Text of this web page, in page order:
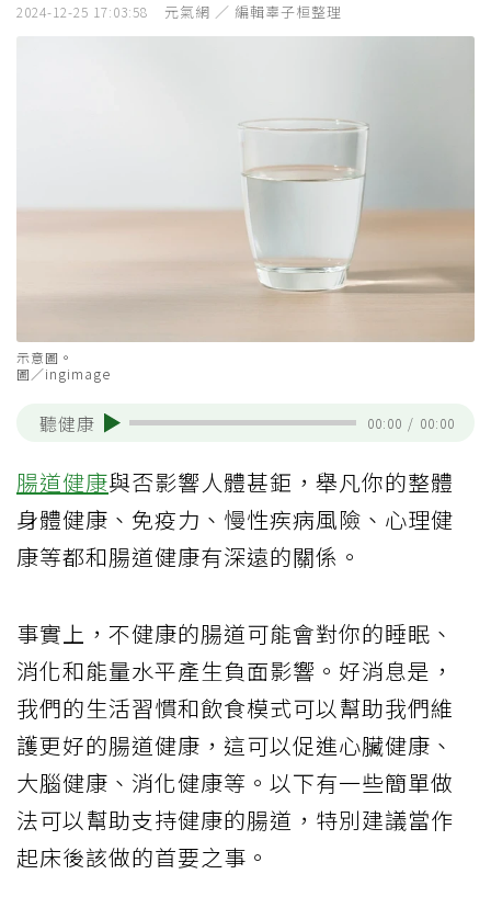
2024-12-25 17:03:58 元氣網 ／ 編輯辜子桓整理
示意圖。
圖／ingimage
聽健康 00:00 / 00:00
腸道健康與否影響人體甚鉅，舉凡你的整體
身體健康、免疫力、慢性疾病風險、心理健
康等都和腸道健康有深遠的關係。
事實上，不健康的腸道可能會對你的睡眠、
消化和能量水平產生負面影響。好消息是，
我們的生活習慣和飲食模式可以幫助我們維
護更好的腸道健康，這可以促進心臟健康、
大腦健康、消化健康等。以下有一些簡單做
法可以幫助支持健康的腸道，特別建議當作
起床後該做的首要之事。